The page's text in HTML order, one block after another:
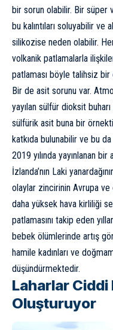
bir sorun olabilir. Bir süper
bu kalıntıları soluyabilir
silikozise neden olabilir.
volkanik patlamalarla
patlaması böyle talihsiz bir
Bir de asit sorunu var.
yayılan sülfür dioksit
sülfürik asit buna bir
katkıda bulunabilir ve bu
2019 yılında yayınlanan bir
İzlanda’nın Laki
olaylar zincirinin Avrupa ve
daha yüksek hava kirliliği
patlamasını takip eden
bebek ölümlerinde artış
hamile kadınları ve
düşündürmektedir.
Laharlar Ciddi
Oluşturuyor